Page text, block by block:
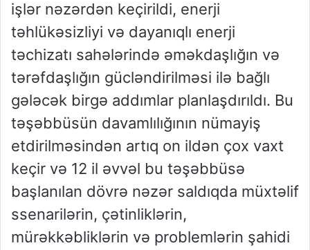
işlər nəzərdən keçirildi, enerji
təhlükəsizliyi və dayanıqlı enerji
təchizatı sahələrində əməkdaşlığın və
tərəfdaşlığın gücləndirilməsi ilə bağlı
gələcək birgə addımlar planlaşdırıldı. Bu
təşəbbüsün davamlılığının nümayiş
etdirilməsindən artıq on ildən çox vaxt
keçir və 12 il əvvəl bu təşəbbüsə
başlanılan dövrə nəzər saldıqda müxtəlif
ssenarilərin, çətinliklərin,
mürəkkəbliklərin və problemlərin şahidi